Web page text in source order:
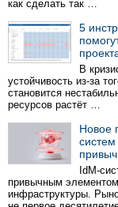
как сделать так …
5
В
устойчивость из-за
становится
ресурсов растёт …
Новое
IdM-
привычным
инфраструктуры.